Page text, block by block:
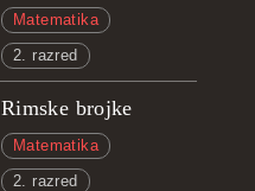
Matematika
2. razred
Rimske brojke
Matematika
2. razred